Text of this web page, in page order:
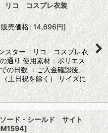
リコ コスプレ衣装
売価格: 14,696円]
スター リコ コスプレ衣
通り 使用素材：ポリエス
の日数 ：ご入金確認後、
土日祝を除く） サイズに
ード・シールド サイト
]